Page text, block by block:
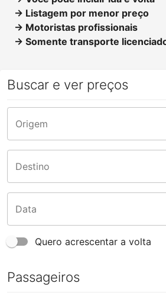
→ Listagem por menor preço
→ Motoristas profissionais
→ Somente transporte
Buscar e ver preços
Origem
Destino
Data
Quero acrescentar a volta
Passageiros